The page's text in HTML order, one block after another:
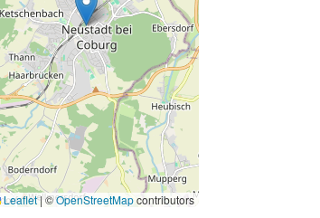
Leaflet|©OpenStreetMapcontributors